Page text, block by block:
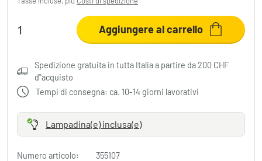
Aggiungere al carrello
Spedizione gratuita in tutta Italia a partire da 200 CHF
d"acquisto
Tempi di consegna: ca. 10-14 giorni lavorativi
Lampadina(e) inclusa(e)
Numero articolo:
355107